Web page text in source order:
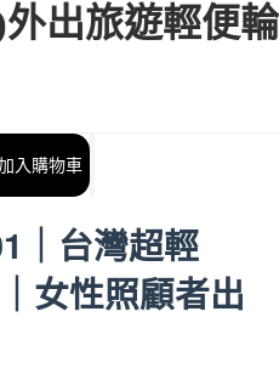
出旅遊輕便輪
入購物車
｜台灣超輕
女性照顧者出